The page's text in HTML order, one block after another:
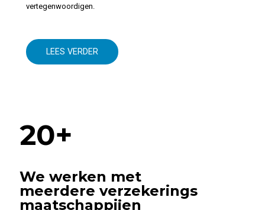
vertegenwoordigen.
LEES VERDER
20+
We werken met
meerdere verzekerings
maatschappijen